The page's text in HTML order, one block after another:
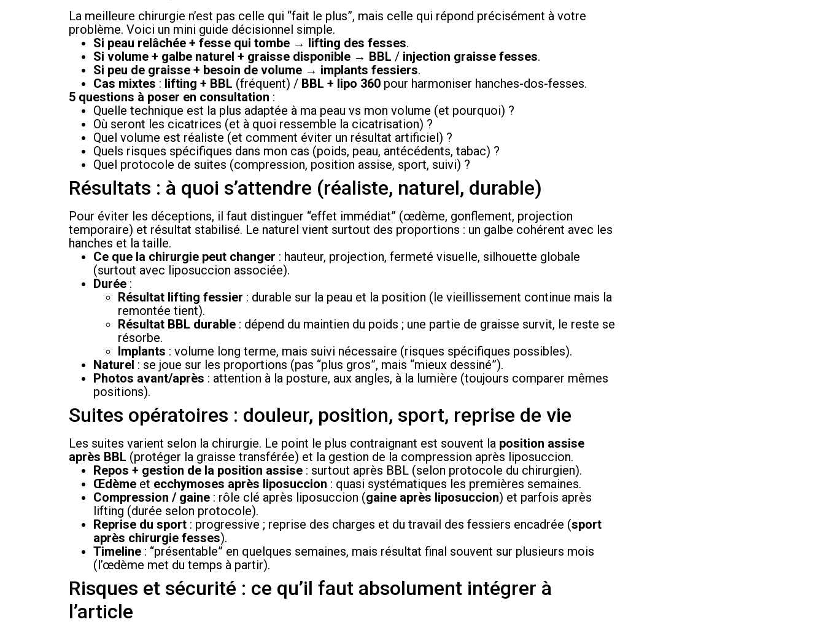
La meilleure chirurgie n’est pas celle qui “fait le plus”, mais celle qui répond précisément à votre
problème. Voici un mini guide décisionnel simple.
Si peau relâchée + fesse qui tombe → lifting des fesses.
Si volume + galbe naturel + graisse disponible → BBL / injection graisse fesses.
Si peu de graisse + besoin de volume → implants fessiers.
Cas mixtes : lifting + BBL (fréquent) / BBL + lipo 360 pour harmoniser hanches-dos-fesses.
5 questions à poser en consultation :
Quelle technique est la plus adaptée à ma peau vs mon volume (et pourquoi) ?
Où seront les cicatrices (et à quoi ressemble la cicatrisation) ?
Quel volume est réaliste (et comment éviter un résultat artificiel) ?
Quels risques spécifiques dans mon cas (poids, peau, antécédents, tabac) ?
Quel protocole de suites (compression, position assise, sport, suivi) ?
Résultats : à quoi s’attendre (réaliste, naturel, durable)
Pour éviter les déceptions, il faut distinguer “effet immédiat” (œdème, gonflement, projection
temporaire) et résultat stabilisé. Le naturel vient surtout des proportions : un galbe cohérent avec les
hanches et la taille.
Ce que la chirurgie peut changer : hauteur, projection, fermeté visuelle, silhouette globale
(surtout avec liposuccion associée).
Durée :
Résultat lifting fessier : durable sur la peau et la position (le vieillissement continue mais la
remontée tient).
Résultat BBL durable : dépend du maintien du poids ; une partie de graisse survit, le reste se
résorbe.
Implants : volume long terme, mais suivi nécessaire (risques spécifiques possibles).
Naturel : se joue sur les proportions (pas “plus gros”, mais “mieux dessiné”).
Photos avant/après : attention à la posture, aux angles, à la lumière (toujours comparer mêmes
positions).
Suites opératoires : douleur, position, sport, reprise de vie
Les suites varient selon la chirurgie. Le point le plus contraignant est souvent la position assise
après BBL (protéger la graisse transférée) et la gestion de la compression après liposuccion.
Repos + gestion de la position assise : surtout après BBL (selon protocole du chirurgien).
Œdème et ecchymoses après liposuccion : quasi systématiques les premières semaines.
Compression / gaine : rôle clé après liposuccion (gaine après liposuccion) et parfois après
lifting (durée selon protocole).
Reprise du sport : progressive ; reprise des charges et du travail des fessiers encadrée (sport
après chirurgie fesses).
Timeline : “présentable” en quelques semaines, mais résultat final souvent sur plusieurs mois
(l’œdème met du temps à partir).
Risques et sécurité : ce qu’il faut absolument intégrer à
l’article